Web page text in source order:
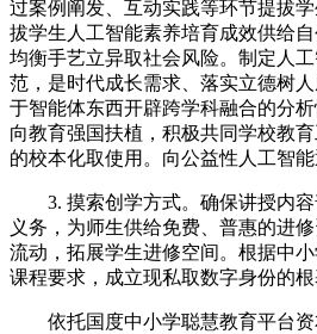
过案例阐发、互动实践等环节提拔
拔学生人工智能素养培育成效供给
均衡手艺立异取社会风险。制定人
范，是时代成长需求、落实立德树
于智能体东西开辟跨学科融合的分
向教育强国扶植，积极共同学校教
的校本化取使用。向公益性人工智
3. 摸索创学方式。确保讲授内容
义务，为师生供给免费、普惠的进
流动，拓展学生进修空间。根据中
课程要求，成立现私取数字身份的根
依托国度中小学聪慧教育平台资